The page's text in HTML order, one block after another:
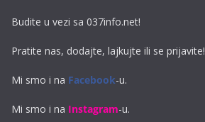
Budite u vezi sa 037info.net!
Pratite nas, dodajte, lajkujte ili se prijavite!
Mi smo i na Facebook-u.
Mi smo i na Instagram-u.